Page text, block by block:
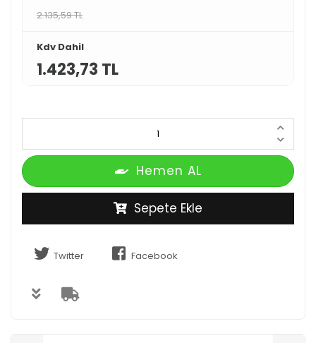
2.135,59 TL
Kdv Dahil
1.423,73 TL
Hemen AL
Sepete Ekle
Twitter Facebook